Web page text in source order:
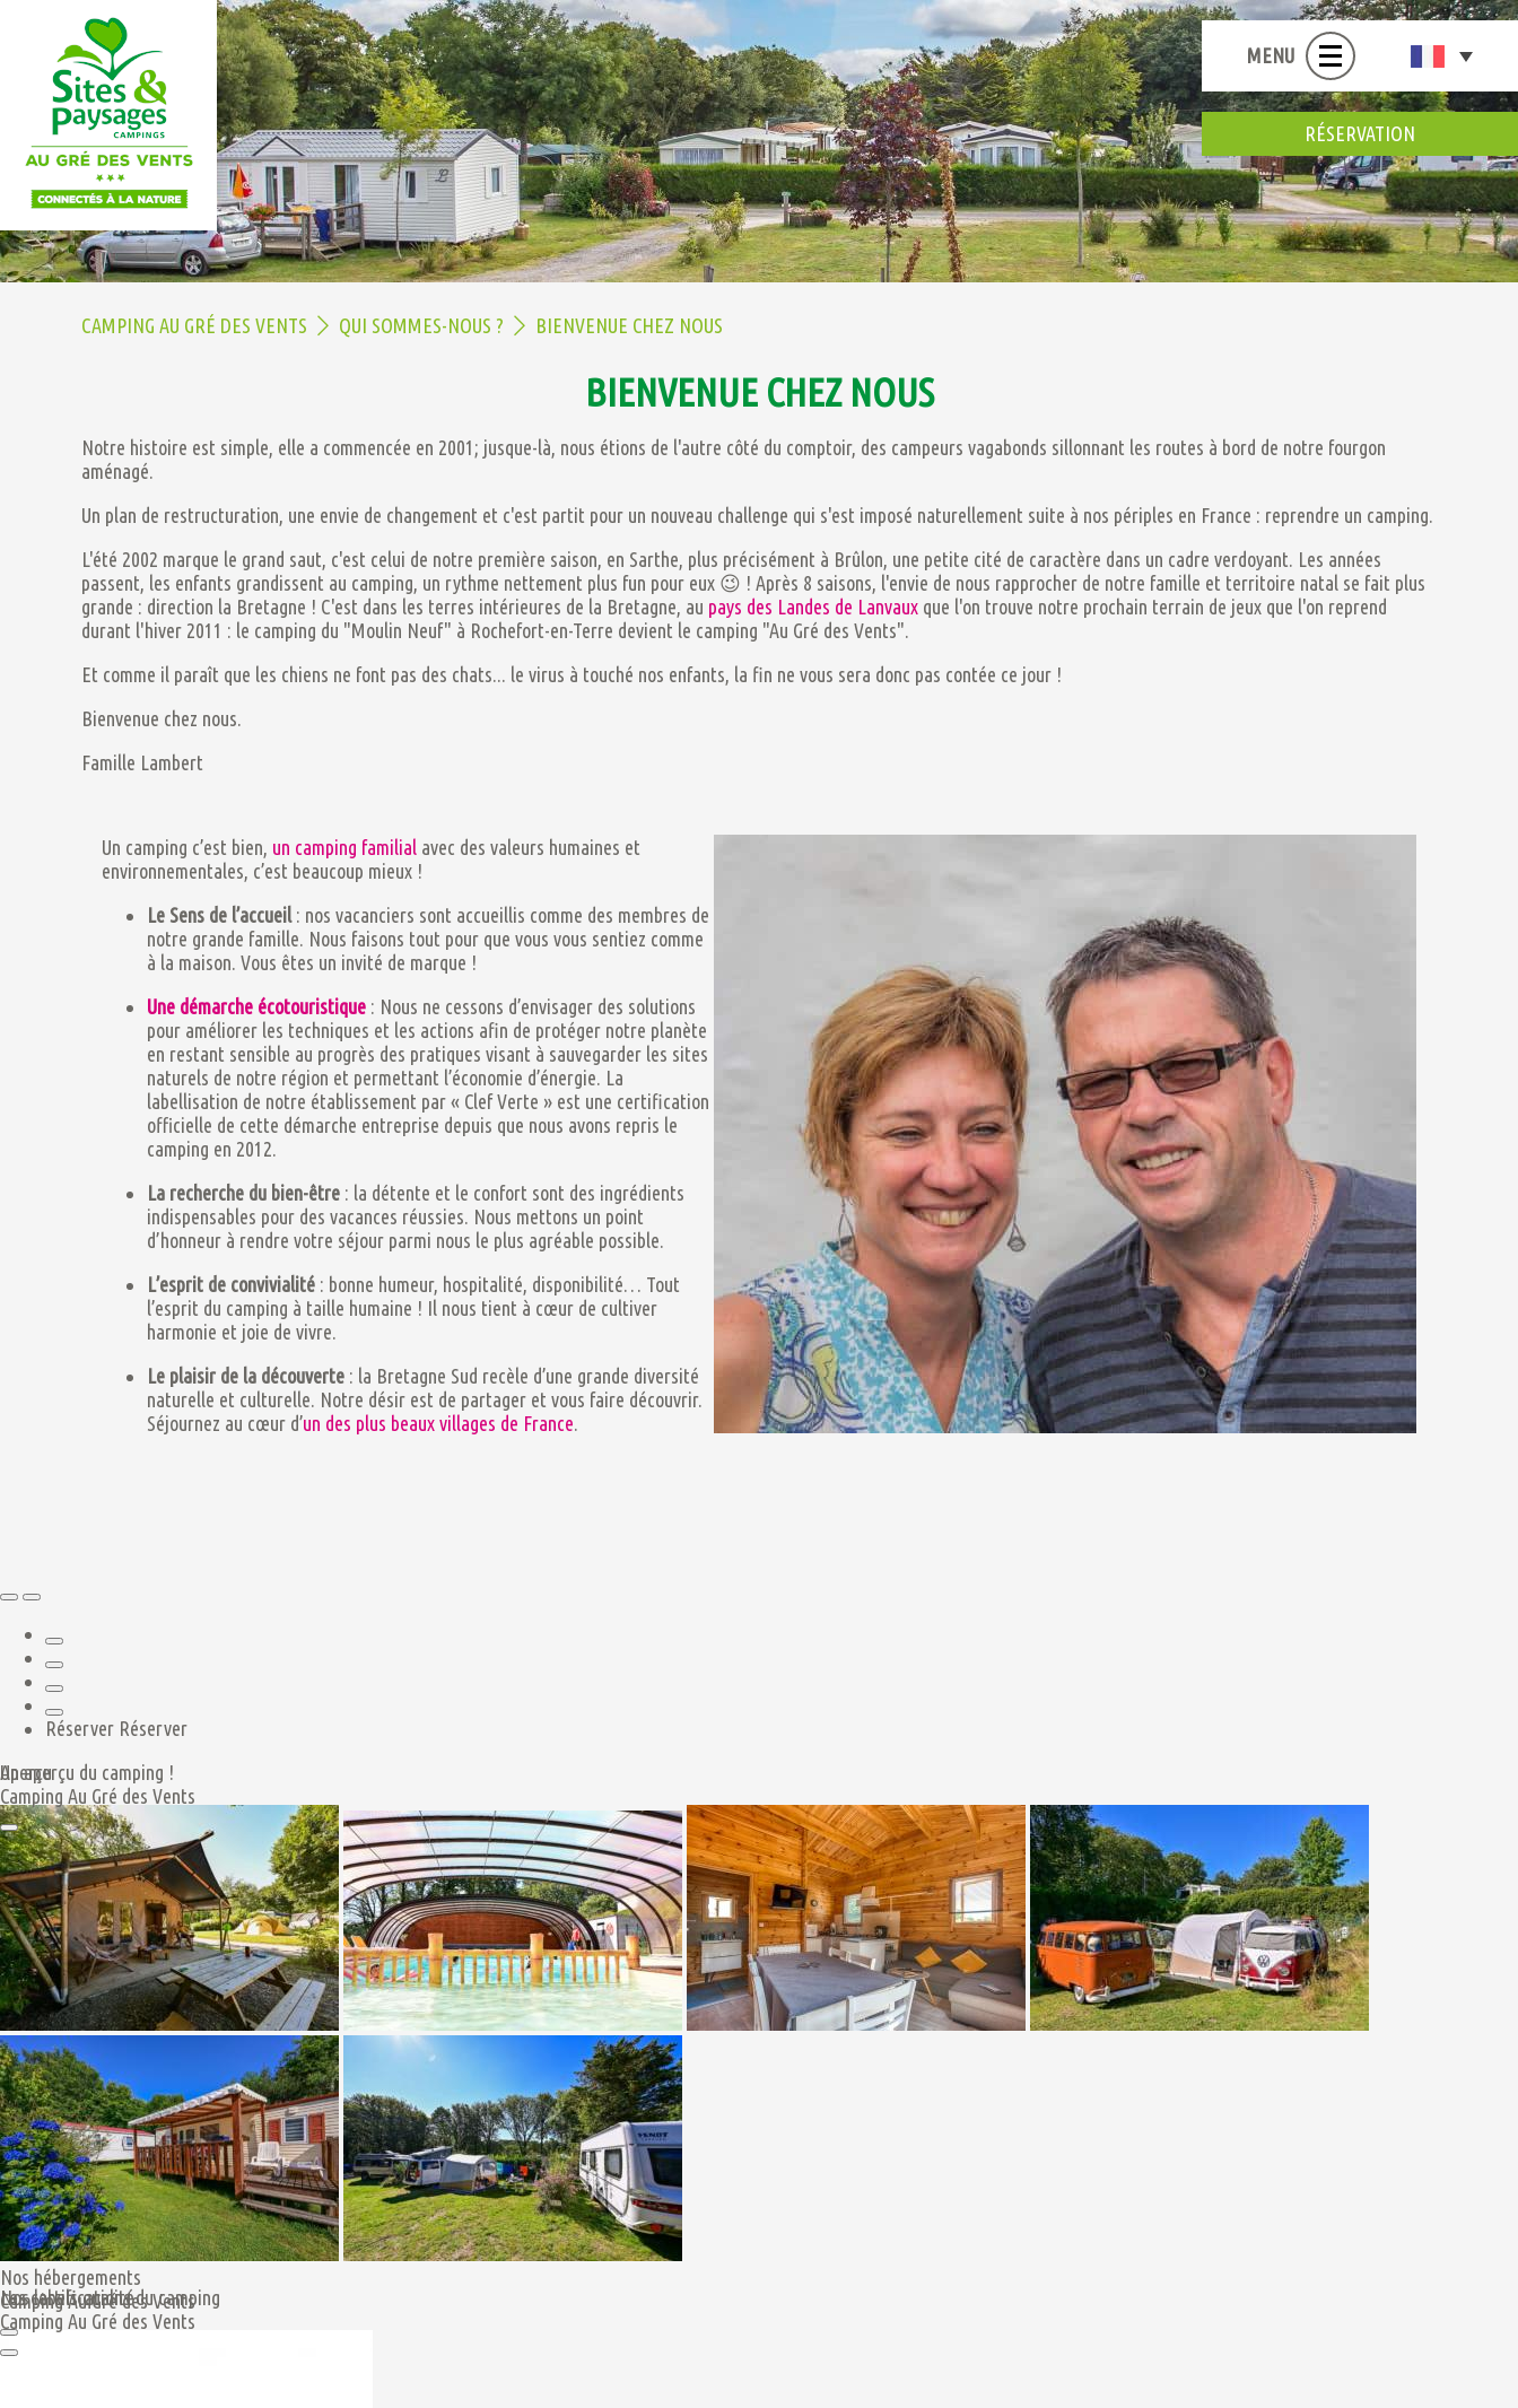
MENU
RÉSERVATION
CAMPING AU GRÉ DES VENTS QUI SOMMES-NOUS ? BIENVENUE CHEZ NOUS
BIENVENUE CHEZ NOUS
Notre histoire est simple, elle a commencée en 2001; jusque-là, nous étions de l'autre côté du comptoir, des campeurs vagabonds sillonnant les routes à bord de notre fourgon
aménagé.
Un plan de restructuration, une envie de changement et c'est partit pour un nouveau challenge qui s'est imposé naturellement suite à nos périples en France : reprendre un camping.
L'été 2002 marque le grand saut, c'est celui de notre première saison, en Sarthe, plus précisément à Brûlon, une petite cité de caractère dans un cadre verdoyant. Les années
passent, les enfants grandissent au camping, un rythme nettement plus fun pour eux 😉 ! Après 8 saisons, l'envie de nous rapprocher de notre famille et territoire natal se fait plus
grande : direction la Bretagne ! C'est dans les terres intérieures de la Bretagne, au pays des Landes de Lanvaux que l'on trouve notre prochain terrain de jeux que l'on reprend
durant l'hiver 2011 : le camping du "Moulin Neuf" à Rochefort-en-Terre devient le camping "Au Gré des Vents".
Et comme il paraît que les chiens ne font pas des chats... le virus à touché nos enfants, la fin ne vous sera donc pas contée ce jour !
Bienvenue chez nous.
Famille Lambert
Un camping c’est bien, un camping familial avec des valeurs humaines et
environnementales, c’est beaucoup mieux !
Le Sens de l’accueil: nos vacanciers sont accueillis comme des membres de
notre grande famille. Nous faisons tout pour que vous vous sentiez comme
à la maison. Vous êtes un invité de marque !
Une démarche écotouristique : Nous ne cessons d’envisager des solutions
pour améliorer les techniques et les actions afin de protéger notre planète
en restant sensible au progrès des pratiques visant à sauvegarder les sites
naturels de notre région et permettant l’économie d’énergie. La
labellisation de notre établissement par « Clef Verte » est une certification
officielle de cette démarche entreprise depuis que nous avons repris le
camping en 2012.
La recherche du bien-être : la détente et le confort sont des ingrédients
indispensables pour des vacances réussies. Nous mettons un point
d’honneur à rendre votre séjour parmi nous le plus agréable possible.
L’esprit de convivialité : bonne humeur, hospitalité, disponibilité… Tout
l’esprit du camping à taille humaine ! Il nous tient à cœur de cultiver
harmonie et joie de vivre.
Le plaisir de la découverte : la Bretagne Sud recèle d’une grande diversité
naturelle et culturelle. Notre désir est de partager et vous faire découvrir.
Séjournez au cœur d’un des plus beaux villages de France.
Réserver Réserver
Aperçu
Camping Au Gré des Vents
Un aperçu du camping !
Nos hébergements
Camping Au Gré des Vents
Nos labels qualité
Camping Au Gré des Vents
Les certifications du camping